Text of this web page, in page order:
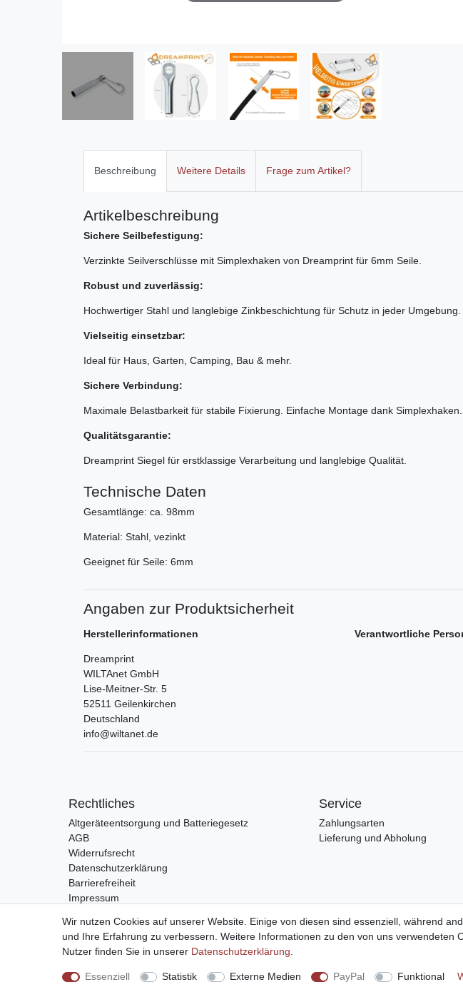
Beschreibung Weitere Details Frage zum Artikel?
Artikelbeschreibung
Sichere Seilbefestigung:
Verzinkte Seilverschlüsse mit Simplexhaken von Dreamprint für 6mm Seile.
Robust und zuverlässig:
Hochwertiger Stahl und langlebige Zinkbeschichtung für Schutz in jeder Umgebung.
Vielseitig einsetzbar:
Ideal für Haus, Garten, Camping, Bau & mehr.
Sichere Verbindung:
Maximale Belastbarkeit für stabile Fixierung. Einfache Montage dank Simplexhaken.
Qualitätsgarantie:
Dreamprint Siegel für erstklassige Verarbeitung und langlebige Qualität.
Technische Daten
Gesamtlänge: ca. 98mm
Material: Stahl, vezinkt
Geeignet für Seile: 6mm
Angaben zur Produktsicherheit
Herstellerinformationen
Dreamprint
WILTAnet GmbH
Lise-Meitner-Str. 5
52511 Geilenkirchen
Deutschland
info@wiltanet.de
Verantwortliche
Rechtliches
Altgeräteentsorgung und Batteriegesetz
AGB
Widerrufsrecht
Datenschutzerklärung
Barrierefreiheit
Impressum
Service
Zahlungsarten
Lieferung und Abholung
Vertrag widerrufen
Wir nutzen Cookies auf unserer Website. Einige von diesen sind essenziell, während
und Ihre Erfahrung zu verbessern. Weitere Informationen zu den von uns verwendeten
Nutzer finden Sie in unserer Daten­schutz­erklärung
Essenziell Statistik Externe Medien PayPal Funktional